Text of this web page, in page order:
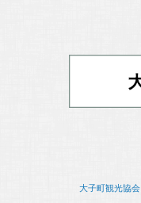
大子町観光協会